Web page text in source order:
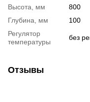
Высота, мм
800
Глубина, мм
100
Регулятор
температуры
без
Отзывы